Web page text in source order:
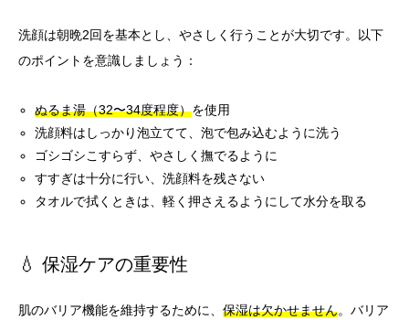
洗顔は朝晩2回を基本とし、やさしく行うことが大切です。以下
のポイントを意識しましょう：
ぬるま湯（32〜34度程度）を使用
洗顔料はしっかり泡立てて、泡で包み込むように洗う
ゴシゴシこすらず、やさしく撫でるように
すすぎは十分に行い、洗顔料を残さない
タオルで拭くときは、軽く押さえるようにして水分を取る
💧 保湿ケアの重要性
肌のバリア機能を維持するために、 保湿は欠かせません。バリア